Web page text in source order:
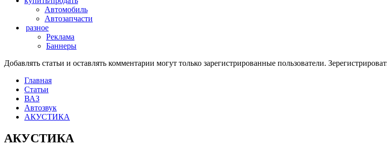
Автомобиль
Автозапчасти
разное
Реклама
Баннеры
Добавлять статьи и оставлять комментарии могут только зарегистрированные пользователи.
Главная
Статьи
ВАЗ
Автозвук
АКУСТИКА
АКУСТИКА